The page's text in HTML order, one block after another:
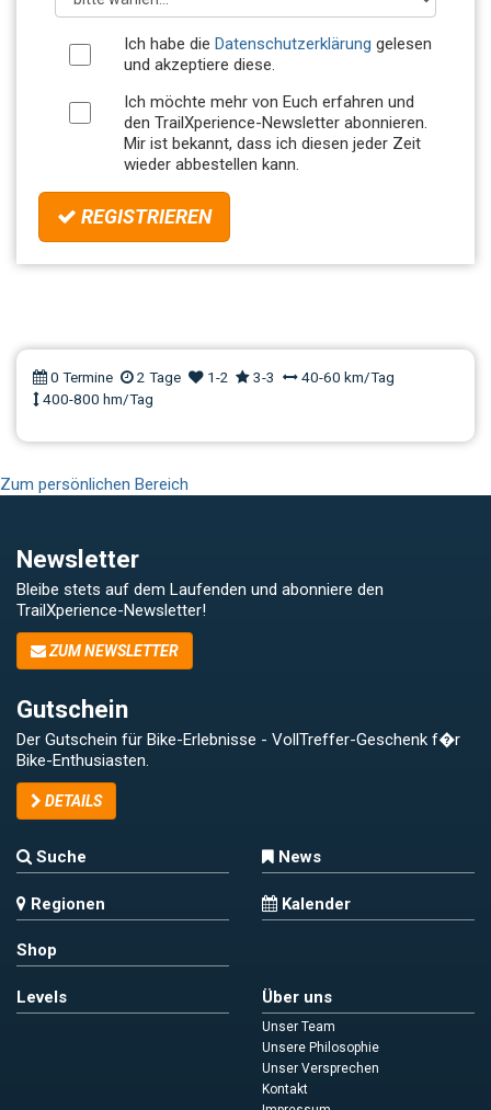
Ich habe die Datenschutzerklärung gelesen
und akzeptiere diese.
Ich möchte mehr von Euch erfahren und
den TrailXperience-Newsletter abonnieren.
Mir ist bekannt, dass ich diesen jeder Zeit
wieder abbestellen kann.
REGISTRIEREN
0 Termine 2 Tage 1-2 3-3
40-60 km/Tag
400-800 hm/Tag
Zum persönlichen Bereich
Newsletter
Bleibe stets auf dem Laufenden und abonniere den
TrailXperience-Newsletter!
ZUM NEWSLETTER
Gutschein
Der Gutschein für Bike-Erlebnisse - VollTreffer-Geschenk f�r
Bike-Enthusiasten.
DETAILS
Suche News
Regionen Kalender
Shop
Levels Über uns
Unser Team
Unsere Philosophie
Unser Versprechen
Kontakt